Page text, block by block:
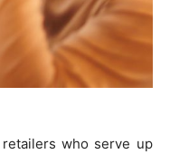
who serve up